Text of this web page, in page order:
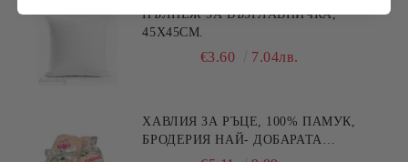
ПЪЛНЕЖ ЗА ВЪЗГЛАВНИЧКА,
45X45СМ.
€3.60 7.04лв.
ХАВЛИЯ ЗА РЪЦЕ, 100% ПАМУК,
БРОДЕРИЯ НАЙ- ДОБАРАТА
МАЙКА/БАБА , РАЗМЕР: